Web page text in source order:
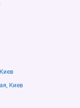
Киев